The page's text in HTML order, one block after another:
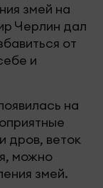
змей на
Черлин дал
от
и
на
дров, веток
можно
змей.